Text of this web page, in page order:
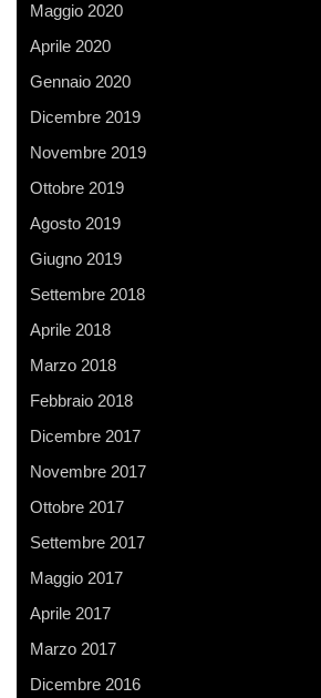
Maggio 2020
Aprile 2020
Gennaio 2020
Dicembre 2019
Novembre 2019
Ottobre 2019
Agosto 2019
Giugno 2019
Settembre 2018
Aprile 2018
Marzo 2018
Febbraio 2018
Dicembre 2017
Novembre 2017
Ottobre 2017
Settembre 2017
Maggio 2017
Aprile 2017
Marzo 2017
Dicembre 2016